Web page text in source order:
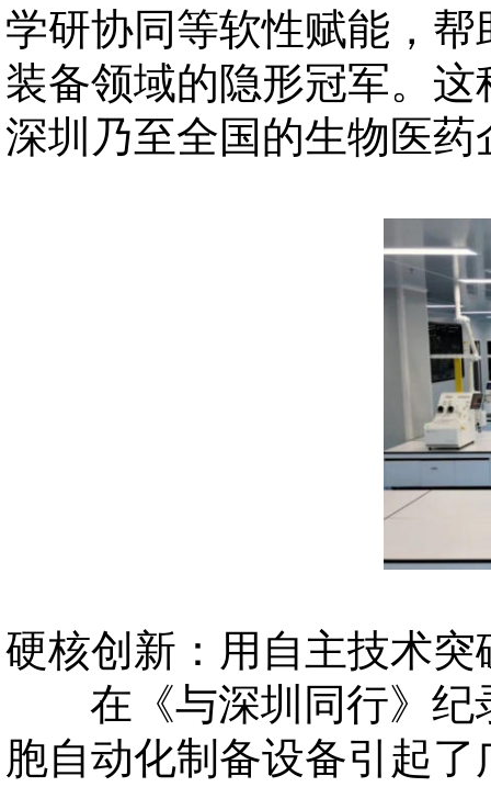
学研协同等软性赋能，
装备领域的隐形冠军。这
深圳乃至全国的生物医
硬核创新：用自主技术突
在《与深圳同行》纪
胞自动化制备设备引起